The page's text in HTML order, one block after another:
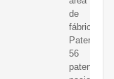
de
fábrica;
Patentado
56
patentes